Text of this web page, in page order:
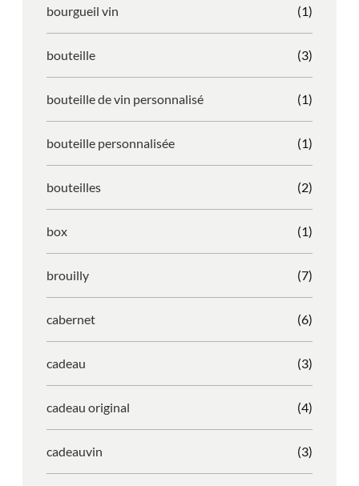
bourgueil vin (1)
bouteille (3)
bouteille de vin personnalisé (1)
bouteille personnalisée (1)
bouteilles (2)
box (1)
brouilly (7)
cabernet (6)
cadeau (3)
cadeau original (4)
cadeauvin (3)